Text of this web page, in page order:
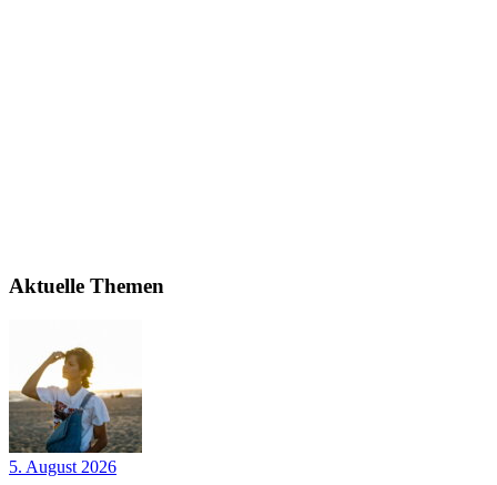
Aktuelle Themen
5. August 2026